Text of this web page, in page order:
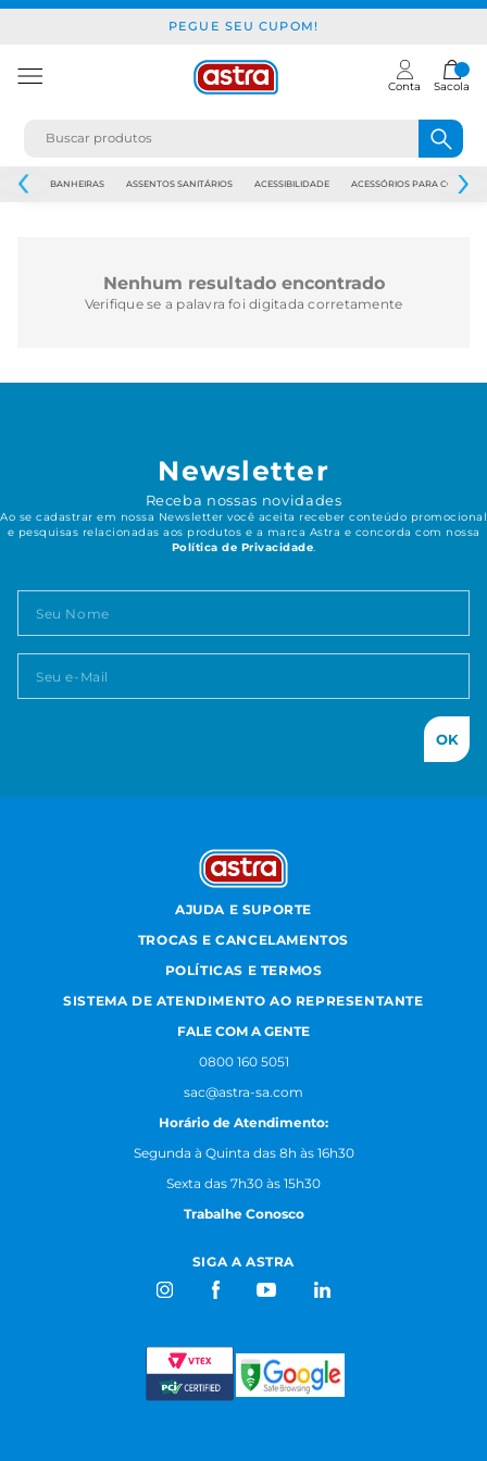
PEGUE SEU CUPOM!
Conta Sacola
JAPI BANHEIRAS ASSENTOS SANITÁRIOS ACESSIBILIDADE ACESSÓRIOS PARA
Nenhum resultado encontrado
Verifique se a palavra foi digitada corretamente
Newsletter
Receba nossas novidades
Ao se cadastrar em nossa Newsletter você aceita receber conteúdo promocional
e pesquisas relacionadas aos produtos e a marca Astra e concorda com nossa
Política de Privacidade.
OK
AJUDA E SUPORTE
TROCAS E CANCELAMENTOS
POLÍTICAS E TERMOS
SISTEMA DE ATENDIMENTO AO REPRESENTANTE
FALE COM A GENTE
0800 160 5051
sac@astra-sa.com
Horário de Atendimento:
Segunda à Quinta das 8h às 16h30
Sexta das 7h30 às 15h30
Trabalhe Conosco
SIGA A ASTRA